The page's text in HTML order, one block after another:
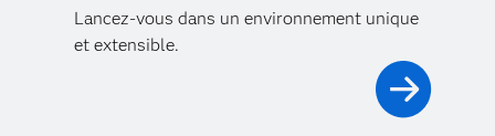
Lancez-vous dans un environnement unique
et extensible.